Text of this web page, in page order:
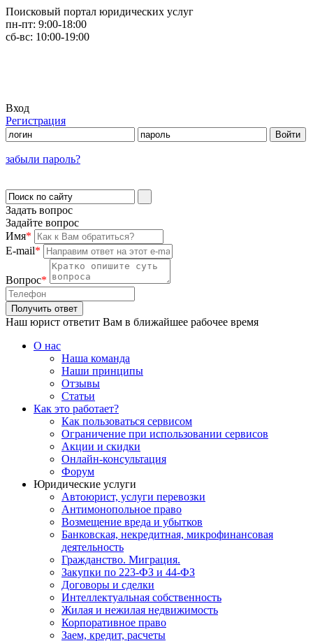
Поисковый портал юридических услуг
пн-пт: 9:00-18:00
сб-вс: 10:00-19:00
Вход
Регистрация
забыли пароль?
Задать вопрос
Задайте вопрос
Имя*
E-mail*
Вопрос*
Наш юрист ответит Вам в ближайшее рабочее время
О нас
Наша команда
Наши принципы
Отзывы
Статьи
Как это работает?
Как пользоваться сервисом
Ограничение при использовании сервисов
Акции и скидки
Онлайн-консультация
Форум
Юридические услуги
Автоюрист, услуги перевозки
Антимонопольное право
Возмещение вреда и убытков
Банковская, некредитная, микрофинансовая
деятельность
Гражданство. Миграция.
Закупки по 223-ФЗ и 44-ФЗ
Договоры и сделки
Интеллектуальная собственность
Жилая и нежилая недвижимость
Корпоративное право
Заем, кредит, расчеты